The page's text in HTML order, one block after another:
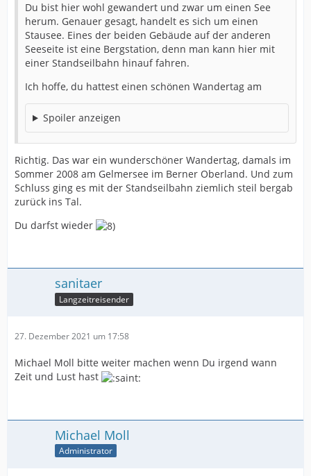
Du bist hier wohl gewandert und zwar um einen See
herum. Genauer gesagt, handelt es sich um einen
Stausee. Eines der beiden Gebäude auf der anderen
Seeseite ist eine Bergstation, denn man kann hier mit
einer Standseilbahn hinauf fahren.
Ich hoffe, du hattest einen schönen Wandertag am
Spoiler anzeigen
Richtig. Das war ein wunderschöner Wandertag, damals im
Sommer 2008 am Gelmersee im Berner Oberland. Und zum
Schluss ging es mit der Standseilbahn ziemlich steil bergab
zurück ins Tal.
Du darfst wieder
sanitaer
Langzeitreisender
27. Dezember 2021 um 17:58
Michael Moll bitte weiter machen wenn Du irgend wann
Zeit und Lust hast
Michael Moll
Administrator